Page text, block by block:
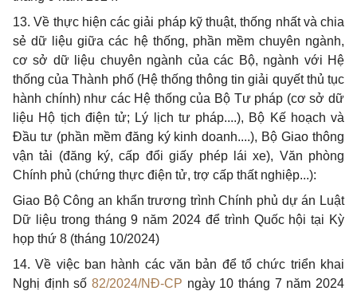
13. Về thực hiện các giải pháp kỹ thuật, thống nhất và chia
sẻ dữ liệu giữa các hệ thống, phần mềm chuyên ngành,
cơ sở dữ liệu chuyên ngành của các Bộ, ngành với Hệ
thống của Thành phố (Hệ thống thông tin giải quyết thủ tục
hành chính) như các Hệ thống của Bộ Tư pháp (cơ sở dữ
liệu Hộ tịch điện tử; Lý lịch tư pháp....), Bộ Kế hoạch và
Đầu tư (phần mềm đăng ký kinh doanh....), Bộ Giao thông
vận tải (đăng ký, cấp đổi giấy phép lái xe), Văn phòng
Chính phủ (chứng thực điện tử, trợ cấp thất nghiệp...):
Giao Bộ Công an khẩn trương trình Chính phủ dự án Luật
Dữ liệu trong tháng 9 năm 2024 để trình Quốc hội tại Kỳ
họp thứ 8 (tháng 10/2024)
14. Về việc ban hành các văn bản để tổ chức triển khai
Nghị định số 82/2024/NĐ-CP ngày 10 tháng 7 năm 2024